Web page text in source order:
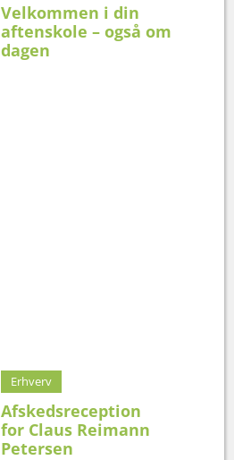
Velkommen i din
aftenskole – også om
dagen
Erhverv
Afskedsreception
for Claus Reimann
Petersen